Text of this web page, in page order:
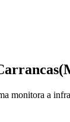
monitora a